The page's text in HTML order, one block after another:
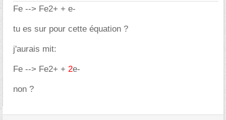
Fe --> Fe2+ + e-
tu es sur pour cette équation ?
j'aurais mit:
Fe --> Fe2+ + 2e-
non ?